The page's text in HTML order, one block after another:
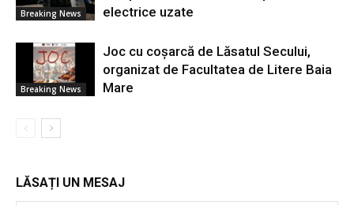
Breaking News
electrice uzate
Breaking News
Joc cu coșarcă de Lăsatul Secului,
organizat de Facultatea de Litere Baia
Mare
LĂSAȚI UN MESAJ